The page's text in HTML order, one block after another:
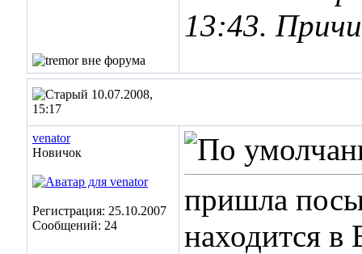
13:43.
10.07.2008,
15:17
venator
Новичок
Регистрация: 25.10.2007
Сообщений: 24
пришла
находится